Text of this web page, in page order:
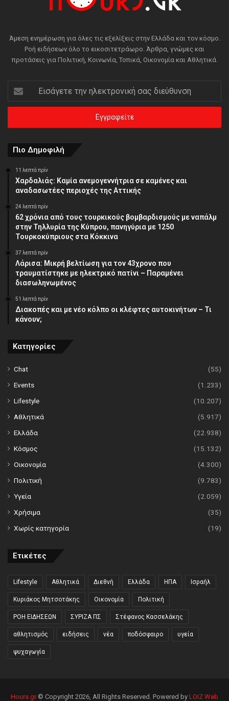
Άμεση ενημέρωση για όλες τις εξελίξεις στην Ελλάδα και τον κόσμο.
Ροή ειδήσεων όλο το εικοσιτετράωρο. Άρθρα, γνώμες και
προτάσεις για Πολιτική, Κοινωνία, Τοπικά, Οικονομία και Αθλητικά.
την
ηλεκτρονική
διεύθυνση
Πιο Δημοφιλή
11 λεπτά πρίν
Χαρδαλιάς: Καμία ανεμογεννήτρια σε καμένες και
αναδασωτέες περιοχές της Αττικής
24 λεπτά πρίν
62 χρόνια από τους τουρκικούς βομβαρδισμούς με ναπάλμ
στην Τηλλυρία της Κύπρου, πανηγύρια με 1250
Τουρκοκύπριους στα Κόκκινα
37 λεπτά πρίν
Λάρισα: Μικρή βελτίωση για τον 43χρονο που
τραυματίστηκε με ηλεκτρικό πατίνι – Παραμένει
διασωληνωμένος
51 λεπτά πρίν
Διακοπές και με νέο κόλπο οι κλέφτες αυτοκινήτων – Τι
κάνουν;
Κατηγορίες
Chat
(55)
Events
(1.233)
Lifestyle
(10.207)
Αθλητικά
(5.917)
Ελλάδα
(22.938)
Κόσμος
(15.132)
Οικονομία
(4.300)
Πολιτική
(9.783)
Υγεία
(2.059)
Χρήσιμα
(35)
Χωρίς κατηγορία
(19)
Ετικέτες
Lifestyle Αθλητικά Διεθνή Ελλάδα ΗΠΑ Ισραήλ
Κυριάκος Μητσοτάκης Οικονομία Πολιτική
ΡΟΗ ΕΙΔΗΣΕΩΝ ΣΥΡΙΖΑ ΠΣ Στέφανος Κασσελάκης
αθλητισμός ειδήσεις νέα ποδόσφαιρο υγεία
ψυχαγωγία
Hours.gr© Copyright 2026, All Rights Reserved. Powered by LOIZ Web